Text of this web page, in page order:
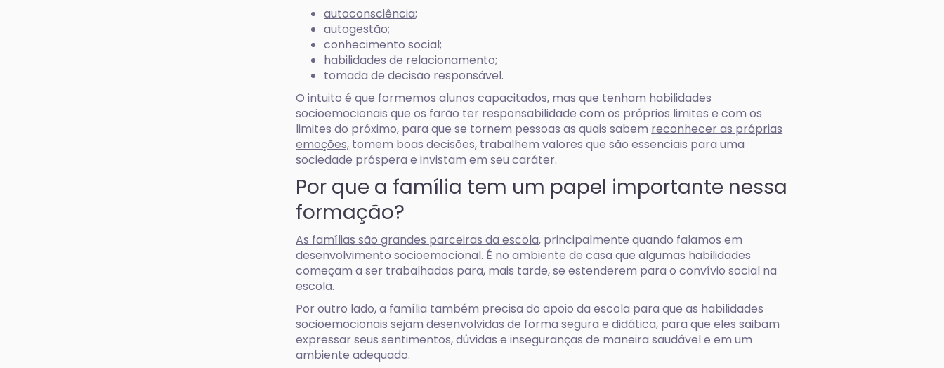
autoconsciência;
autogestão;
conhecimento social;
habilidades de relacionamento;
tomada de decisão responsável.
O intuito é que formemos alunos capacitados, mas que tenham habilidades
socioemocionais que os farão ter responsabilidade com os próprios limites e com os
limites do próximo, para que se tornem pessoas as quais sabem reconhecer as próprias
emoções, tomem boas decisões, trabalhem valores que são essenciais para uma
sociedade próspera e invistam em seu caráter.
Por que a família tem um papel importante nessa
formação?
As famílias são grandes parceiras da escola, principalmente quando falamos em
desenvolvimento socioemocional. É no ambiente de casa que algumas habilidades
começam a ser trabalhadas para, mais tarde, se estenderem para o convívio social na
escola.
Por outro lado, a família também precisa do apoio da escola para que as habilidades
socioemocionais sejam desenvolvidas de formasegura e didática, para que eles saibam
expressar seus sentimentos, dúvidas e inseguranças de maneira saudável e em um
ambiente adequado.